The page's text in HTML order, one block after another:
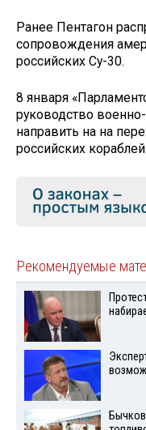
Ранее Пентагон
сопровождения
российских Су-30.
8 января
руководство
направить на на
российских
Рекомендуемые